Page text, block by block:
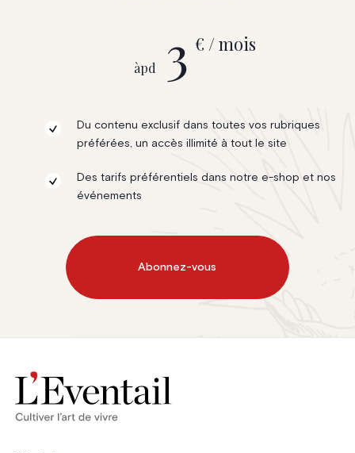
àpd 3 € / mois
Du contenu exclusif dans toutes vos rubriques
préférées, un accès illimité à tout le site
Des tarifs préférentiels dans notre e-shop et nos
événements
Abonnez-vous